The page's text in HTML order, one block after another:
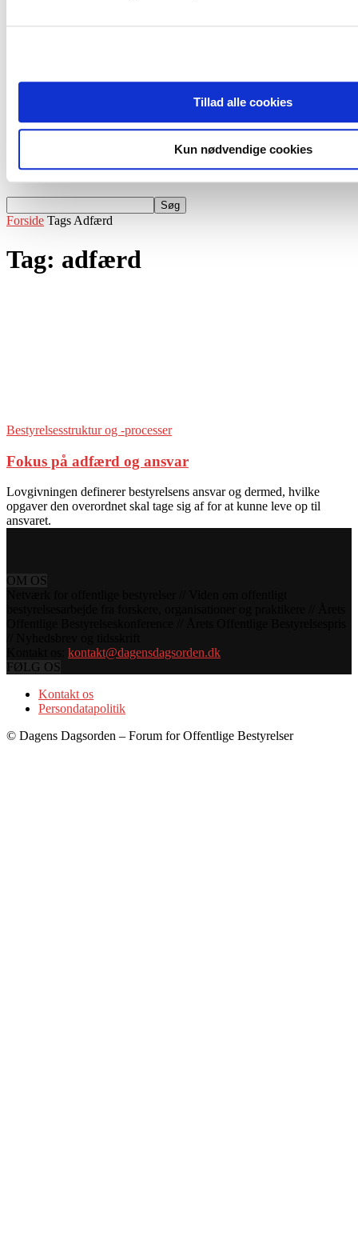
Tillad alle cookies
Kun nødvendige cookies
Cases
Forside Tags Adfærd
Tag: adfærd
Bestyrelsesstruktur og -processer
Fokus på adfærd og ansvar
Lovgivningen definerer bestyrelsens ansvar og dermed, hvilke
opgaver den overordnet skal tage sig af for at kunne leve op til
ansvaret.
OM OS
kontakt@dagensdagsorden.dk
FØLG OS
Kontakt os
Persondatapolitik
© Dagens Dagsorden – Forum for Offentlige Bestyrelser